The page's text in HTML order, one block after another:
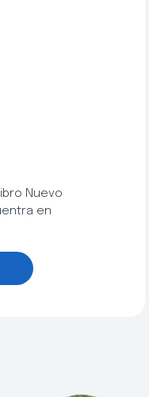
Nuevo
en